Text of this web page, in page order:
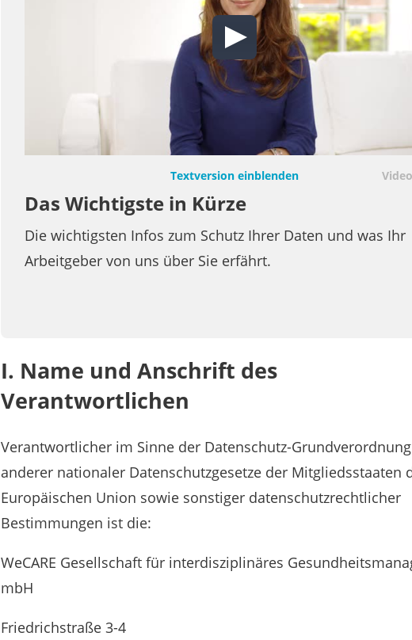
Textversion einblenden
Das Wichtigste in Kürze
Die wichtigsten Infos zum Schutz Ihrer Daten und was Ihr
Arbeitgeber von uns über Sie erfährt.
I. Name und Anschrift des
Verantwortlichen
Verantwortlicher im Sinne der Datenschutz-
anderer nationaler Datenschutzgesetze der Mitgliedsstaaten
Europäischen Union sowie sonstiger datenschutzrechtlicher
Bestimmungen ist die:
WeCARE Gesellschaft für interdisziplinäres
mbH
Friedrichstraße 3-4